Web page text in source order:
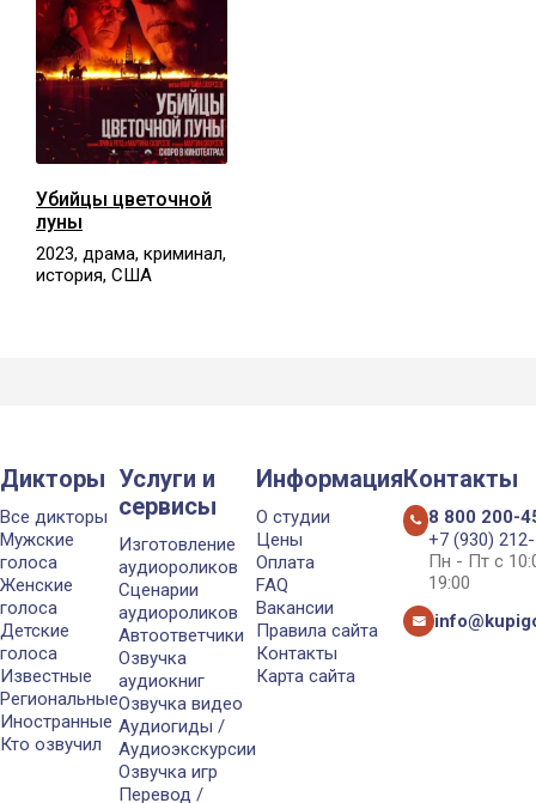
Убийцы цветочной
луны
2023, драма, криминал,
история, США
Дикторы
Все дикторы
Мужские
голоса
Женские
голоса
Детские
голоса
Известные
Региональные
Иностранные
Кто озвучил
Услуги и
сервисы
Изготовление
аудиороликов
Сценарии
аудиороликов
Автоответчики
Озвучка
аудиокниг
Озвучка видео
Аудиогиды /
Аудиоэкскурсии
Озвучка игр
Перевод /
Информация
О студии
Цены
Оплата
FAQ
Вакансии
Правила сайта
Контакты
Карта сайта
Контакты
8 800 200-
+7 (930)
Пн - Пт с
19:00